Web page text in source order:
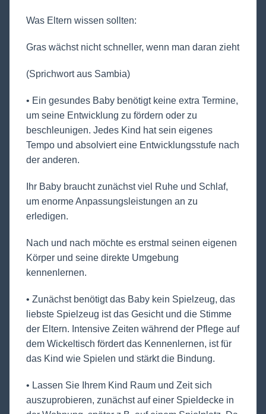
Was Eltern wissen sollten:
Gras wächst nicht schneller, wenn man daran zieht
(Sprichwort aus Sambia)
• Ein gesundes Baby benötigt keine extra Termine,
um seine Entwicklung zu fördern oder zu
beschleunigen. Jedes Kind hat sein eigenes
Tempo und absolviert eine Entwicklungsstufe nach
der anderen.
Ihr Baby braucht zunächst viel Ruhe und Schlaf,
um enorme Anpassungsleistungen an zu
erledigen.
Nach und nach möchte es erstmal seinen eigenen
Körper und seine direkte Umgebung
kennenlernen.
• Zunächst benötigt das Baby kein Spielzeug, das
liebste Spielzeug ist das Gesicht und die Stimme
der Eltern. Intensive Zeiten während der Pflege auf
dem Wickeltisch fördert das Kennenlernen, ist für
das Kind wie Spielen und stärkt die Bindung.
• Lassen Sie Ihrem Kind Raum und Zeit sich
auszuprobieren, zunächst auf einer Spieldecke in